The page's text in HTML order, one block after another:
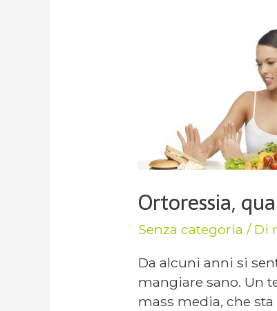
Ortoressia,
Senza categoria / Di
Da alcuni anni si
mangiare sano. Un
mass media, che